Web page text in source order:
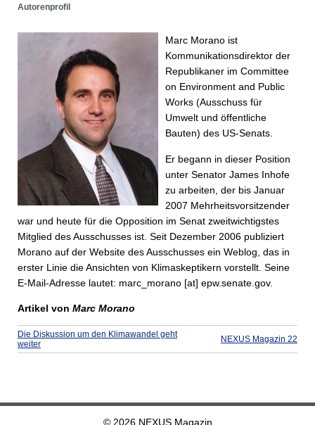
Autorenprofil
Marc Morano ist
Kommunikationsdirektor der
Republikaner im Committee
on Environment and Public
Works (Ausschuss für
Umwelt und öffentliche
Bauten) des US-Senats.
Er begann in dieser Position
unter Senator James Inhofe
zu arbeiten, der bis Januar
2007 Mehrheitsvorsitzender
war und heute für die Opposition im Senat zweitwichtigstes
Mitglied des Ausschusses ist. Seit Dezember 2006 publiziert
Morano auf der Website des Ausschusses ein Weblog, das in
erster Linie die Ansichten von Klimaskeptikern vorstellt. Seine
E-Mail-Adresse lautet: marc_morano [at] epw.senate.gov.
Artikel von Marc Morano
Die Diskussion um den Klimawandel geht
weiter
NEXUS Magazin 22
© 2026 NEXUS Magazin